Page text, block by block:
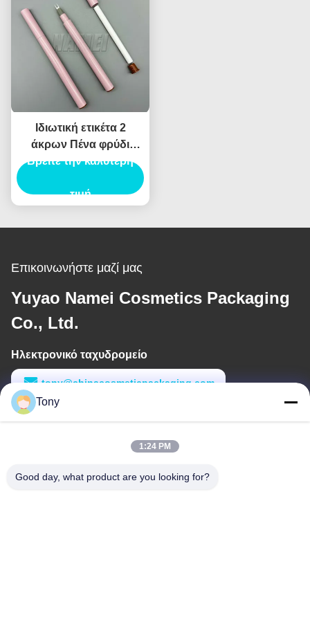
Ιδιωτική ετικέτα 2
άκρων Πένα φρύδι
Custom Tube Brow
Pomade Brow Pencil
Βρείτε την καλύτερη
τιμή
Επικοινωνήστε μαζί μας
Yuyao Namei Cosmetics Packaging
Co., Ltd.
Ηλεκτρονικό ταχυδρομείο
tony@chinacosmeticpackaging.com
Εργασιακό χρόνο
Tony
1:24 PM
Good day, what product are you looking for?